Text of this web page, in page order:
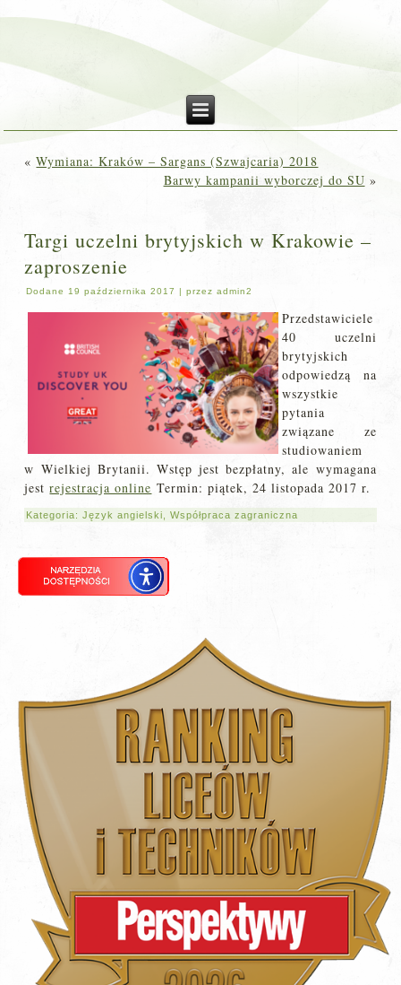
«Wymiana: Kraków – Sargans (Szwajcaria) 2018
Barwy kampanii wyborczej do SU »
Targi uczelni brytyjskich w Krakowie –
zaproszenie
Dodane 19 października 2017 |przez admin2
Przedstawiciele
40 uczelni
brytyjskich
odpowiedzą na
wszystkie
pytania
związane ze
studiowaniem
w Wielkiej Brytanii. Wstęp jest bezpłatny, ale wymagana
jestrejestracja online Termin: piątek, 24 listopada 2017 r.
Kategoria:Język angielski ,Współpraca zagraniczna